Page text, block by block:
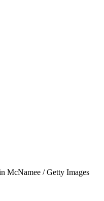
McNamee / Getty Images